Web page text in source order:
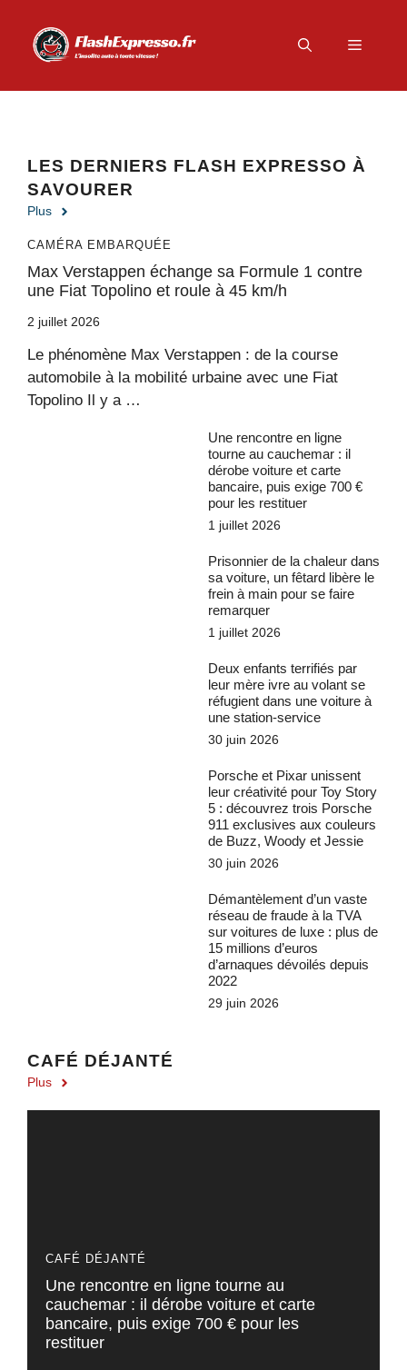
contenu
Menu
LES DERNIERS FLASH EXPRESSO À
SAVOURER
Plus
CAMÉRA EMBARQUÉE
Max Verstappen échange sa Formule 1 contre
une Fiat Topolino et roule à 45 km/h
2 juillet 2026
Le phénomène Max Verstappen : de la course
automobile à la mobilité urbaine avec une Fiat
Topolino Il y a …
Une rencontre en ligne
tourne au cauchemar : il
dérobe voiture et carte
bancaire, puis exige 700 €
pour les restituer
1 juillet 2026
Prisonnier de la chaleur dans
sa voiture, un fêtard libère le
frein à main pour se faire
remarquer
1 juillet 2026
Deux enfants terrifiés par
leur mère ivre au volant se
réfugient dans une voiture à
une station-service
30 juin 2026
Porsche et Pixar unissent
leur créativité pour Toy Story
5 : découvrez trois Porsche
911 exclusives aux couleurs
de Buzz, Woody et Jessie
30 juin 2026
Démantèlement d’un vaste
réseau de fraude à la TVA
sur voitures de luxe : plus de
15 millions d’euros
d’arnaques dévoilés depuis
2022
29 juin 2026
CAFÉ DÉJANTÉ
Plus
CAFÉ DÉJANTÉ
Une rencontre en ligne tourne au
cauchemar : il dérobe voiture et carte
bancaire, puis exige 700 € pour les
restituer